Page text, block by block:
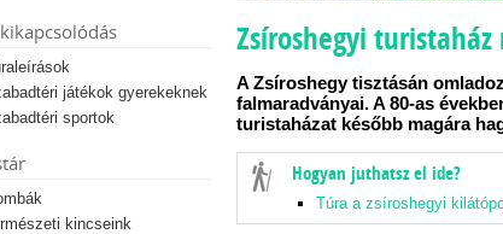
játékok gyerekeknek
sportok
kincseink
Zsíroshegyi turistaház
A Zsíroshegy tisztásán
falmaradványai. A 80-as
turistaházat később magára
Hogyan juthatsz el ide?
Túra a zsíroshegyi